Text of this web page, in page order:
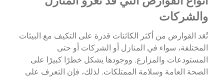
والشركات
تُعَد القوارض من أكثر الكائنات قدرة على التكيف مع البيئات
المختلفة، سواء في المنازل أو الشركات أو حتى
المستودعات والمزارع. ووجودها يشكل خطرًا كبيرًا على
الصحة العامة وسلامة الممتلكات. لذلك، فإن التعرف على